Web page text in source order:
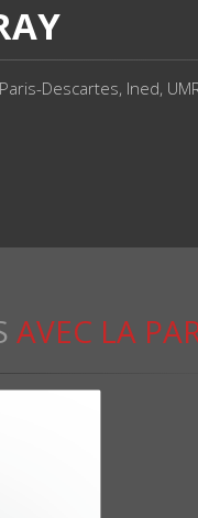
Descartes, Ined,
AVEC LA